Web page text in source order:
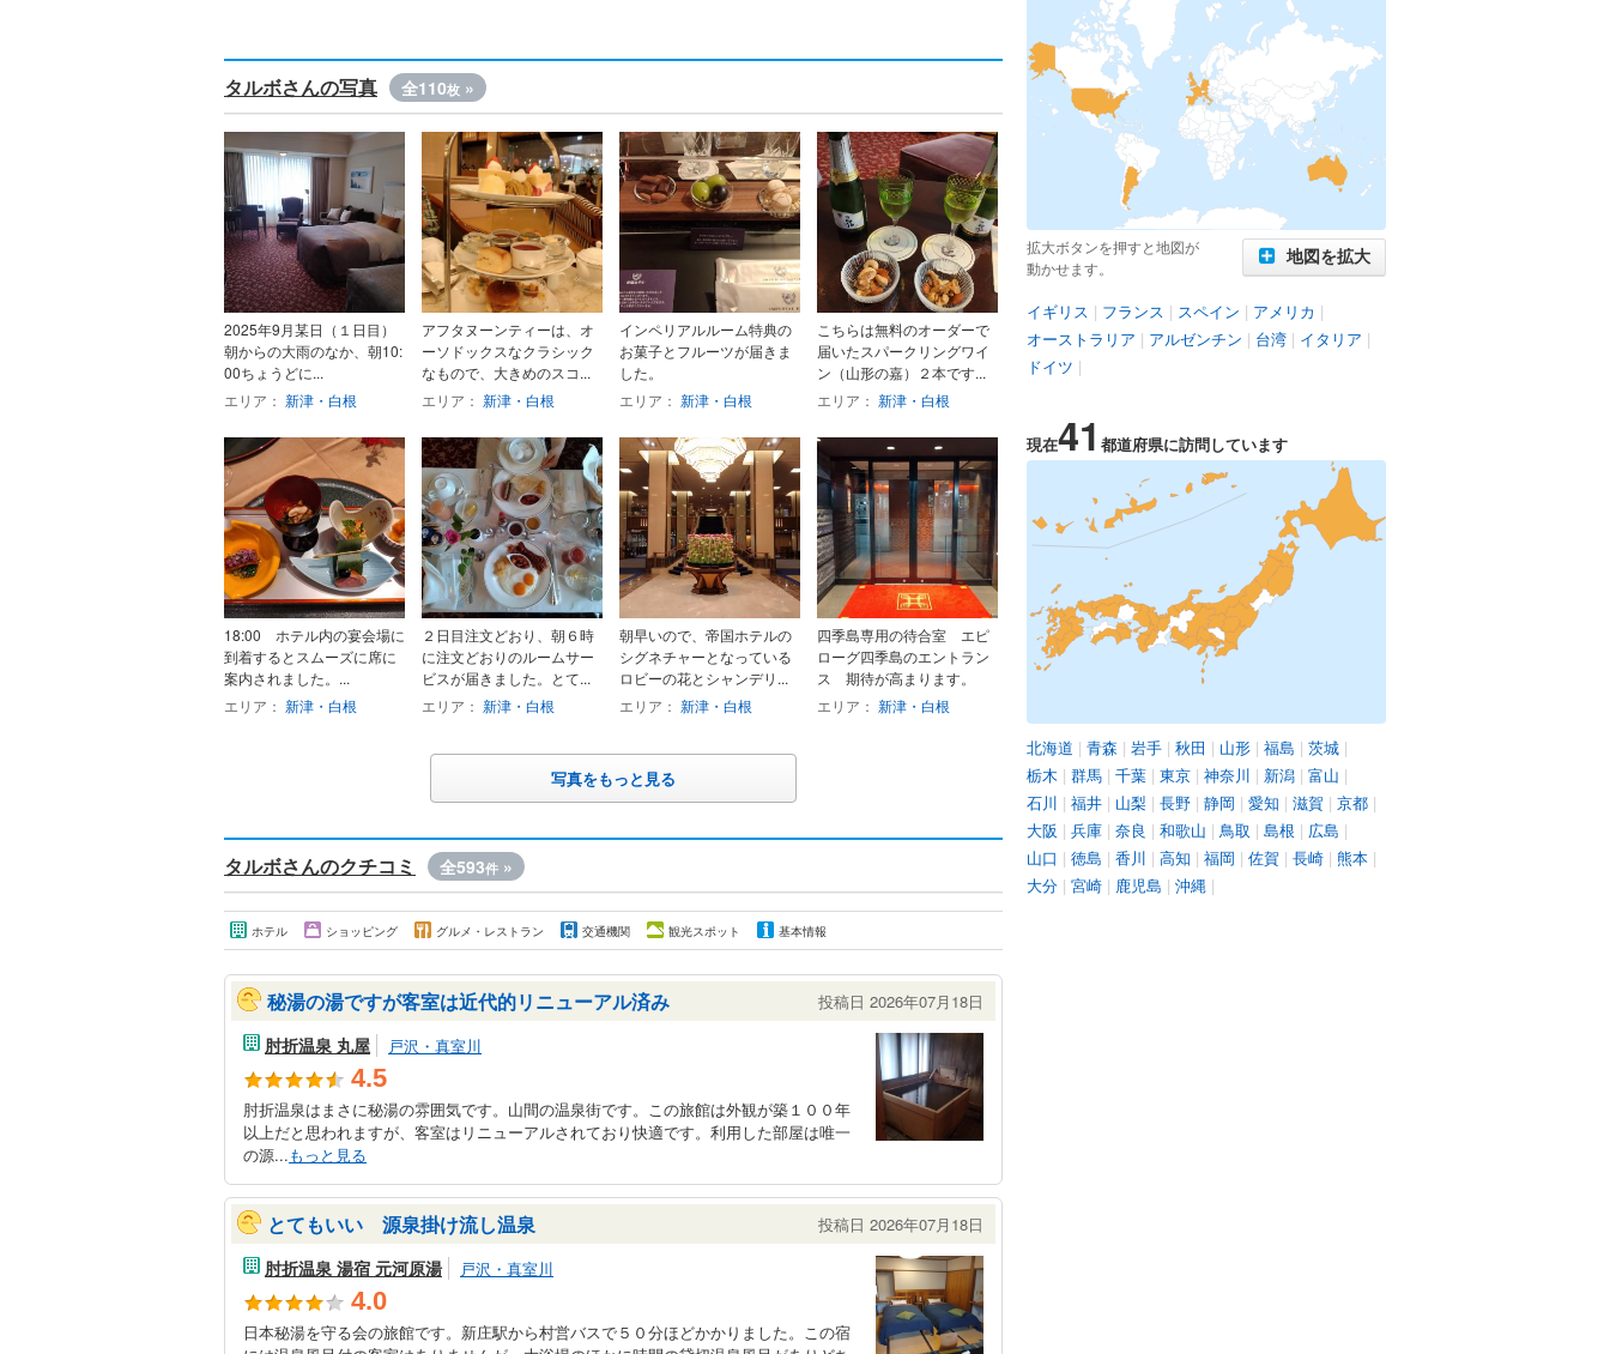
タルボさんの写真 全110枚 »
2025年9月某日（１日目）
朝からの大雨のなか、朝10:
00ちょうどに...
エリア： 新津・白根
アフタヌーンティーは、オ
ーソドックスなクラシック
なもので、大きめのスコ...
エリア： 新津・白根
インペリアルルーム特典の
お菓子とフルーツが届きま
した。
エリア： 新津・白根
こちらは無料のオーダーで
届いたスパークリングワイ
ン（山形の嘉）２本です...
エリア： 新津・白根
18:00 ホテル内の宴会場に
到着するとスムーズに席に
案内されました。...
エリア： 新津・白根
２日目注文どおり、朝６時
に注文どおりのルームサー
ビスが届きました。とて...
エリア： 新津・白根
朝早いので、帝国ホテルの
シグネチャーとなっている
ロビーの花とシャンデリ...
エリア： 新津・白根
四季島専用の待合室 エピ
ローグ四季島のエントラン
ス 期待が高まります。
エリア： 新津・白根
写真をもっと見る
タルボさんのクチコミ 全593件 »
ホテル ショッピング グルメ・レストラン 交通機関 観光スポット 基本情報
秘湯の湯ですが客室は近代的リニューアル済み 投稿日 2026年07月18日
肘折温泉 丸屋 戸沢・真室川
4.5
肘折温泉はまさに秘湯の雰囲気です。山間の温泉街です。この旅館は外観が築１００年
以上だと思われますが、客室はリニューアルされており快適です。利用した部屋は唯一
の源...もっと見る
とてもいい 源泉掛け流し温泉 投稿日 2026年07月18日
肘折温泉 湯宿 元河原湯 戸沢・真室川
4.0
日本秘湯を守る会の旅館です。新庄駅から村営バスで５０分ほどかかりました。この宿
拡大ボタンを押すと地図が
動かせます。
地図を拡大
イギリス | フランス | スペイン | アメリカ |
オーストラリア | アルゼンチン | 台湾 | イタリア |
ドイツ |
現在41 都道府県に訪問しています
北海道 | 青森 | 岩手 | 秋田 | 山形 | 福島 | 茨城 |
栃木 | 群馬 | 千葉 | 東京 | 神奈川 | 新潟 | 富山 |
石川 | 福井 | 山梨 | 長野 | 静岡 | 愛知 | 滋賀 | 京都 |
大阪 | 兵庫 | 奈良 | 和歌山 | 鳥取 | 島根 | 広島 |
山口 | 徳島 | 香川 | 高知 | 福岡 | 佐賀 | 長崎 | 熊本 |
大分 | 宮崎 | 鹿児島 | 沖縄 |